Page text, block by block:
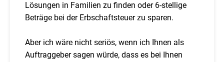
Lösungen in Familien zu finden oder 6-stellige
Beträge bei der Erbschaftsteuer zu sparen.
Aber ich wäre nicht seriös, wenn ich Ihnen als
Auftraggeber sagen würde, dass es bei Ihnen